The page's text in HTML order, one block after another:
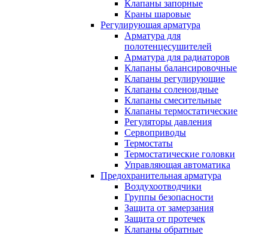
Клапаны запорные
Краны шаровые
Регулирующая арматура
Арматура для
полотенцесушителей
Арматура для радиаторов
Клапаны балансировочные
Клапаны регулирующие
Клапаны соленоидные
Клапаны смесительные
Клапаны термостатические
Регуляторы давления
Сервоприводы
Термостаты
Термостатические головки
Управляющая автоматика
Предохранительная арматура
Воздухоотводчики
Группы безопасности
Защита от замерзания
Защита от протечек
Клапаны обратные